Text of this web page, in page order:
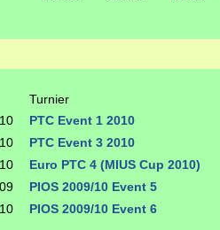
Turnier
PTC Event 1 2010
PTC Event 3 2010
Euro PTC 4 (MIUS Cup 2010)
PIOS 2009/10 Event 5
PIOS 2009/10 Event 6